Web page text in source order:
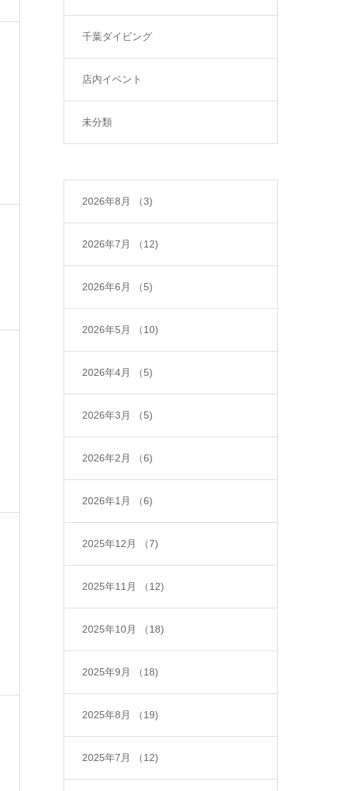
千葉ダイビング
店内イベント
未分類
2026年8月 （3)
2026年7月 （12)
2026年6月 （5)
2026年5月 （10)
2026年4月 （5)
2026年3月 （5)
2026年2月 （6)
2026年1月 （6)
2025年12月 （7)
2025年11月 （12)
2025年10月 （18)
2025年9月 （18)
2025年8月 （19)
2025年7月 （12)